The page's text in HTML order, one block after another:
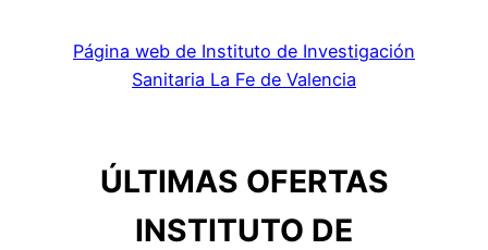
Página web de Instituto de Investigación
Sanitaria La Fe de Valencia
ÚLTIMAS OFERTAS
INSTITUTO DE